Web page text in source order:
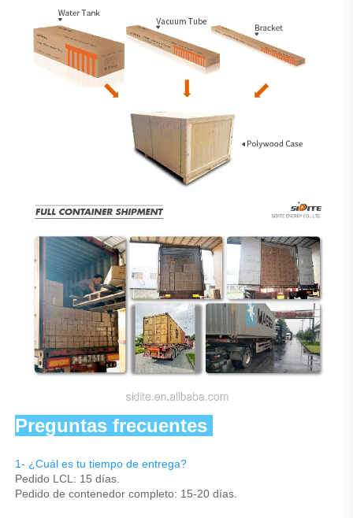
Preguntas frecuentes
1- ¿Cuál es tu tiempo de entrega?
Pedido LCL: 15 días.
Pedido de contenedor completo: 15-20 días.